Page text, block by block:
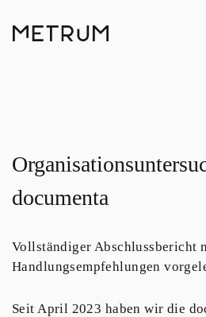
documenta
Vollständiger Abschlussbericht
Handlungsempfehlungen
Seit April 2023 haben wir die